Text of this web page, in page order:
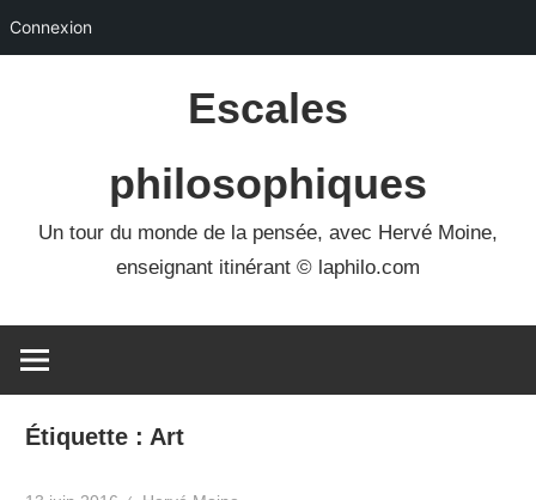
Connexion
Escales
philosophiques
Un tour du monde de la pensée, avec Hervé Moine,
enseignant itinérant © laphilo.com
Étiquette : Art